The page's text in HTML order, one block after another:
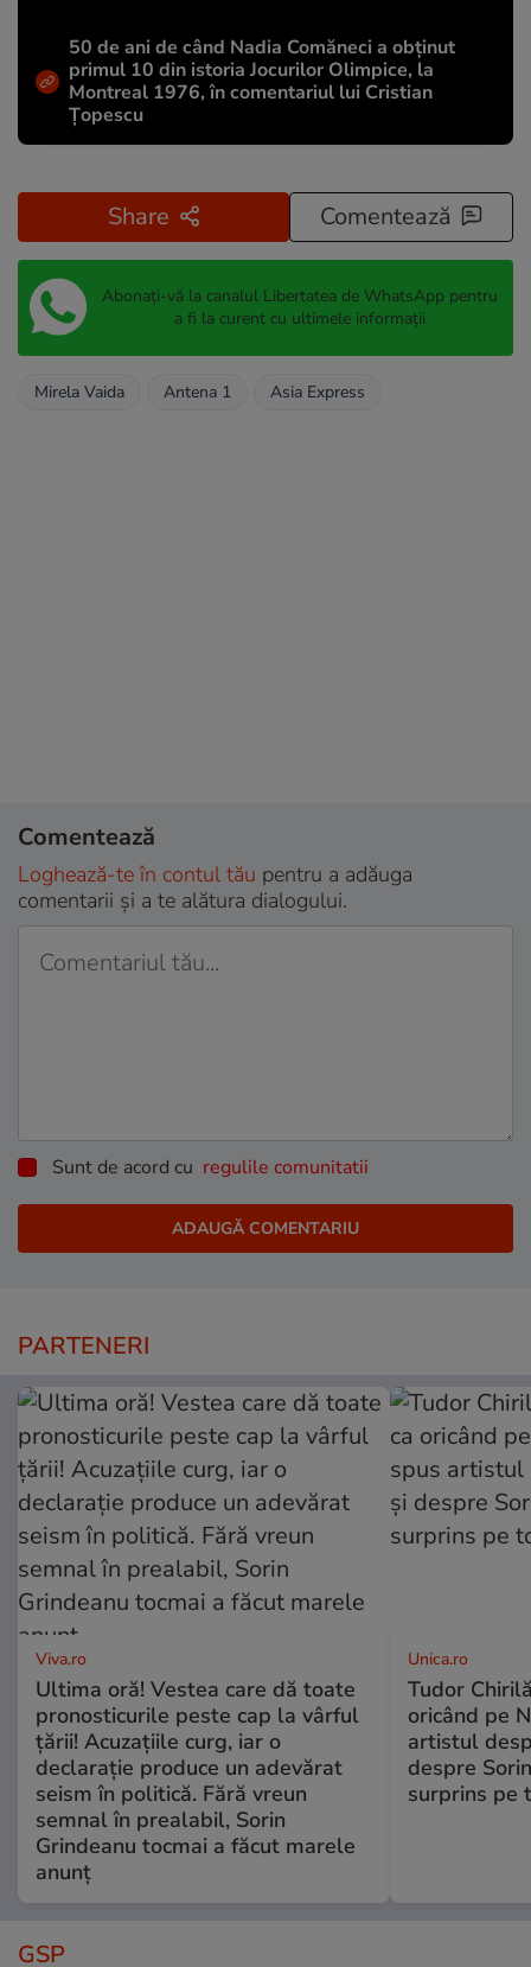
50 de ani de când Nadia Comăneci a obţinut
primul 10 din istoria Jocurilor Olimpice, la
Montreal 1976, în comentariul lui Cristian
Țopescu
Share Comentează
Abonați-vă la canalul Libertatea de WhatsApp pentru
a fi la curent cu ultimele informații
Mirela Vaida Antena 1 Asia Express
Comentează
Loghează-te în contul tău pentru a adăuga
comentarii și a te alătura dialogului.
Sunt de acord cu regulile comunitatii
PARTENERI
Viva.ro
Ultima oră! Vestea care dă toate
pronosticurile peste cap la vârful
țării! Acuzațiile curg, iar o
declarație produce un adevărat
seism în politică. Fără vreun
semnal în prealabil, Sorin
Grindeanu tocmai a făcut marele
anunț
Unica.ro
Tudor
oricând pe
artistul
despre
surprins pe
GSP